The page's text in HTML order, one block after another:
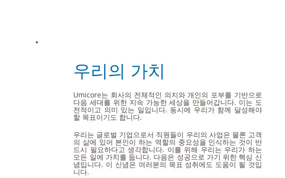
우리의 가치
Umicore는 회사의 전체적인 의지와 개인의 포부를 기반으로
다음 세대를 위한 지속 가능한 세상을 만들어갑니다. 이는 도
전적이고 의미 있는 일입니다. 동시에 우리가 함께 달성해야
할 목표이기도 합니다.
우리는 글로벌 기업으로서 직원들이 우리의 사업은 물론 고객
의 삶에 있어 본인이 하는 역할의 중요성을 인식하는 것이 반
드시 필요하다고 생각합니다. 이를 위해 우리는 우리가 하는
모든 일에 가치를 둡니다. 다음은 성공으로 가기 위한 핵심 신
념입니다. 이 신념은 여러분의 목표 성취에도 도움이 될 것입
니다.